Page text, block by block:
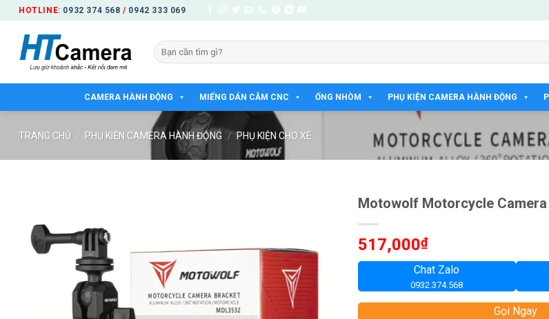
qua
dung
HOTLINE: 0932 374 568 / 0942 333 069
Tìm
kiếm:
CAMERA HÀNH ĐỘNG MIẾNG DÁN CẰM CNC ỐNG NHÒM PHỤ KIỆN CAMERA HÀNH ĐỘNG
TRANG CHỦ / PHỤ KIỆN CAMERA HÀNH ĐỘNG / PHỤ KIỆN CHO XE
Motowolf Motorcycle
517,000₫
Chat Zalo
0932.374.568
Gọi Ngay